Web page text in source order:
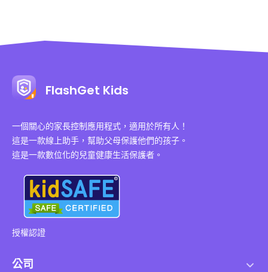
FlashGet Kids
一個關心的家長控制應用程式，適用於所有人！
這是一款線上助手，幫助父母保護他們的孩子。
這是一款數位化的兒童健康生活保護者。
授權認證
公司